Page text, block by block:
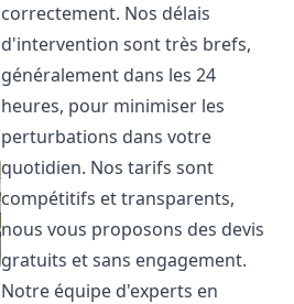
correctement. Nos délais
d'intervention sont très brefs,
généralement dans les 24
heures, pour minimiser les
perturbations dans votre
quotidien. Nos tarifs sont
compétitifs et transparents,
nous vous proposons des devis
gratuits et sans engagement.
Notre équipe d'experts en